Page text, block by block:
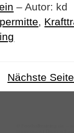
– Autor: kd
,
Nächste